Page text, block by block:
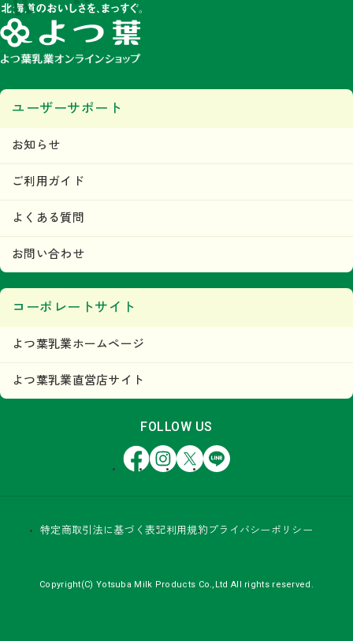
ユーザーサポート
お知らせ
ご利用ガイド
よくある質問
お問い合わせ
コーポレートサイト
よつ葉乳業ホームページ
よつ葉乳業直営店サイト
FOLLOW US
FacebookInstagram
X LINE
特定商取引法に基づく表記利用規約 プライバシーポリシー
Copyright(C) Yotsuba Milk Products Co.,Ltd All rights reserved.